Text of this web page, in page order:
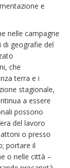
e
nelle campagne
geografie del
che
terra e i
stagionale,
a essere
possono
del lavoro
o presso
portare il
o nelle città –